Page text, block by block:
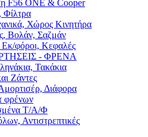
F56 ONE & Cooper
Φίλτρα
Χώρος Κινητήρα
Βολάν, Σαζμάν
Εκ/φόροι, Κεφαλές
- ΦΡΕΝΑ
Τακάκια
Ζάντες
Διάφορα
φρένων
Τ/Α/Φ
Αντιστρεπτικές